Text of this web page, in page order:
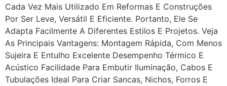
Cada Vez Mais Utilizado Em Reformas E Construções
Por Ser Leve, Versátil E Eficiente. Portanto, Ele Se
Adapta Facilmente A Diferentes Estilos E Projetos. Veja
As Principais Vantagens: Montagem Rápida, Com Menos
Sujeira E Entulho Excelente Desempenho Térmico E
Acústico Facilidade Para Embutir Iluminação, Cabos E
Tubulações Ideal Para Criar Sancas, Nichos, Forros E